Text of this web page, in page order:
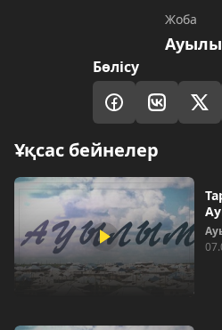
Жоба
Бөлісу
Ұқсас бейнелер